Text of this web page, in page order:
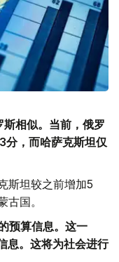
相似。当前，俄罗
分，而哈萨克斯坦仅
斯坦较之前增加5
国。
预算信息。这一
息。这将为社会进行